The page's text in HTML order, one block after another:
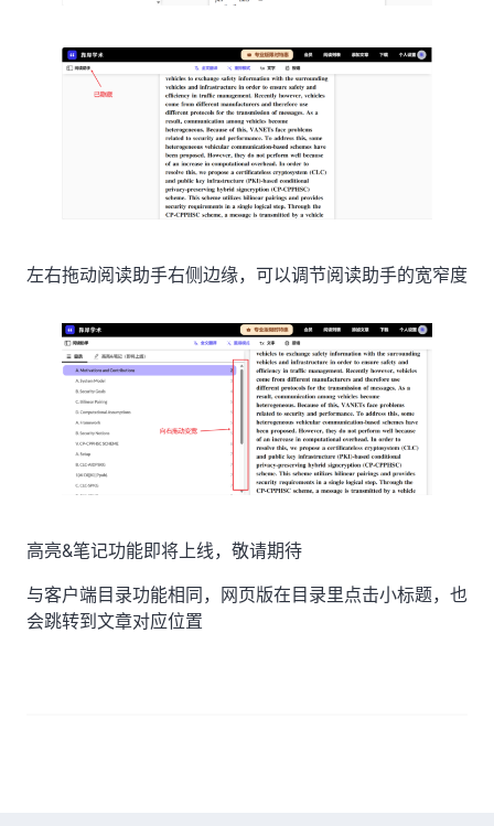
左右拖动阅读助手右侧边缘，可以调节阅读助手的宽窄度
高亮&笔记功能即将上线，敬请期待
与客户端目录功能相同，网页版在目录里点击小标题，也
会跳转到文章对应位置